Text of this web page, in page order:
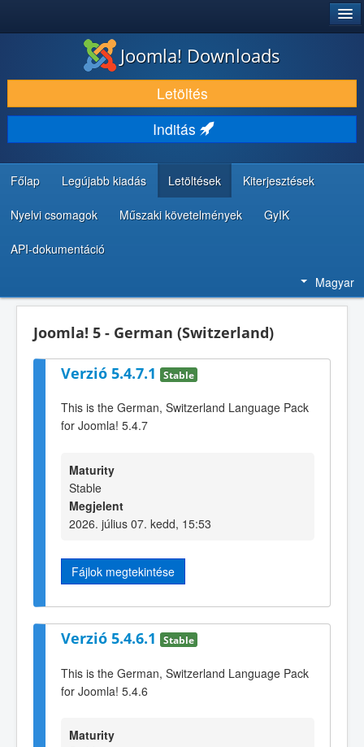
LETÖLTÉS ÉS KITERJESZTÉS
FEDEZZE FEL ÉS TANULJA MEG
KÖZÖSSÉG ÉS TÁMOGATÁS
FEJLESZTŐI ERŐFORRÁSOK
Joomla! Downloads
Letöltés
Inditás
Főlap Legújabb kiadás Letöltések Kiterjesztések
Nyelvi csomagok Műszaki követelmények GyIK
API-dokumentáció
Magyar
Joomla! 5 - German (Switzerland)
Verzió 5.4.7.1 Stable
This is the German, Switzerland Language Pack
for Joomla! 5.4.7
Maturity
Stable
Megjelent
2026. július 07. kedd, 15:53
Fájlok megtekintése
Verzió 5.4.6.1 Stable
This is the German, Switzerland Language Pack
for Joomla! 5.4.6
Maturity